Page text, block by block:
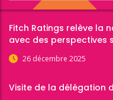
Fitch Ratings relève la
avec des perspectives
26 décembre 2025
Visite de la délégation